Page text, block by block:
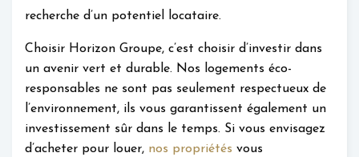
recherche d’un potentiel locataire.
Choisir Horizon Groupe, c’est choisir d’investir dans
un avenir vert et durable. Nos logements éco-
responsables ne sont pas seulement respectueux de
l’environnement, ils vous garantissent également un
investissement sûr dans le temps. Si vous envisagez
d’acheter pour louer, nos propriétés vous